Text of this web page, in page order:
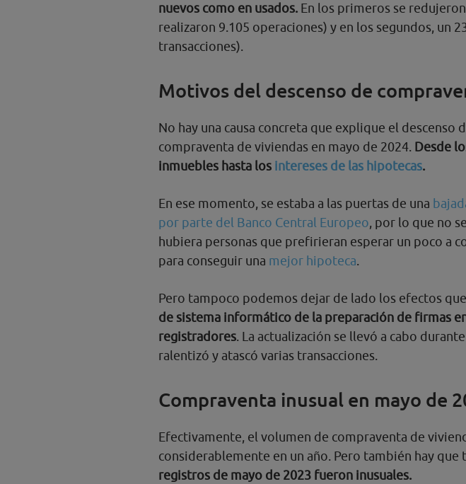
nuevos como en usados. En los primeros se redujeron
realizaron 9.105 operaciones) y en los segundos, un
transacciones).
Motivos del descenso de
No hay una causa concreta que explique el descenso
compraventa de viviendas en mayo de 2024. Desde
inmuebles hasta los intereses de las hipotecas.
En ese momento, se estaba a las puertas de una
por parte del Banco Central Europeo, por lo que no
hubiera personas que prefirieran esperar un poco a
para conseguir una mejor hipoteca.
Pero tampoco podemos dejar de lado los efectos
de sistema informático de la preparación de firmas
registradores. La actualización se llevó a cabo
ralentizó y atascó varias transacciones.
Compraventa inusual en mayo de
Efectivamente, el volumen de compraventa de
considerablemente en un año. Pero también hay que
registros de mayo de 2023 fueron inusuales.